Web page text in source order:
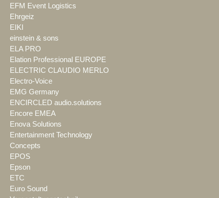
EFM Event Logistics
Ehrgeiz
EIKI
einstein & sons
ELA PRO
Elation Professional EUROPE
ELECTRIC CLAUDIO MERLO
Electro-Voice
EMG Germany
ENCIRCLED audio.solutions
Encore EMEA
Enova Solutions
Entertainment Technology
Concepts
EPOS
Epson
ETC
Euro Sound